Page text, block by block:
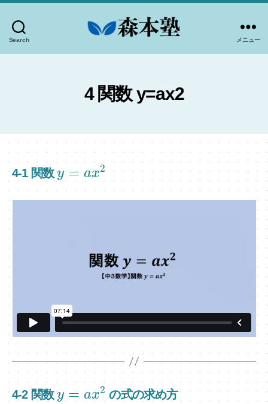
Search
市
個
導-
森
本
塾
メニュー
4 関数 y=ax2
4-1 関数y = ax2
4-2 関数y = ax2 の式の求め方